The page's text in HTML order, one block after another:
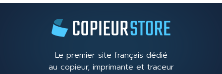
Le premier site français dédié
au copieur, imprimante et traceur